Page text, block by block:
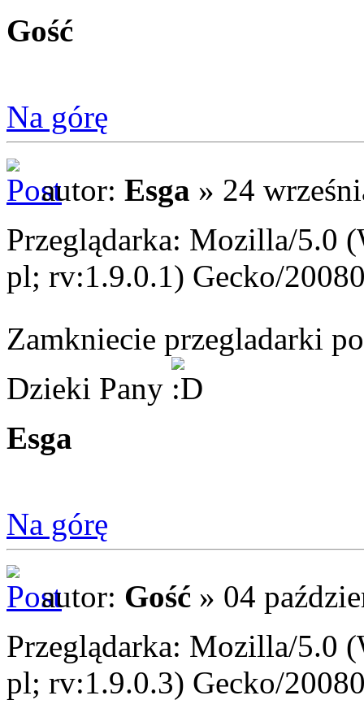
Gość
Na górę
autor: Esga » 24
Przeglądarka: Mozilla/5.0
pl; rv:1.9.0.1) Gecko/
Zamkniecie przegladarki
Dzieki Pany
Esga
Na górę
autor: Gość » 04
Przeglądarka: Mozilla/5.0
pl; rv:1.9.0.3) Gecko/